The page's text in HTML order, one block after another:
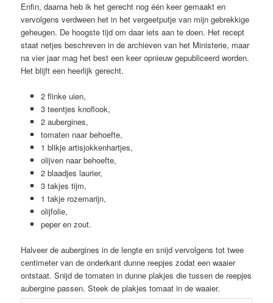
Enfin, daarna heb ik het gerecht nog één keer gemaakt en
vervolgens verdween het in het vergeetputje van mijn gebrekkige
geheugen. De hoogste tijd om daar iets aan te doen. Het recept
staat netjes beschreven in de archieven van het Ministerie, maar
na vier jaar mag het best een keer opnieuw gepubliceerd worden.
Het blijft een heerlijk gerecht.
2 flinke uien,
3 teentjes knoflook,
2 aubergines,
tomaten naar behoefte,
1 blikje artisjokkenhartjes,
olijven naar behoefte,
2 blaadjes laurier,
3 takjes tijm,
1 takje rozemarijn,
olijfolie,
peper en zout.
Halveer de aubergines in de lengte en snijd vervolgens tot twee
centimeter van de onderkant dunne reepjes zodat een waaier
ontstaat. Snijd de tomaten in dunne plakjes die tussen de reepjes
aubergine passen. Steek de plakjes tomaat in de waaier.